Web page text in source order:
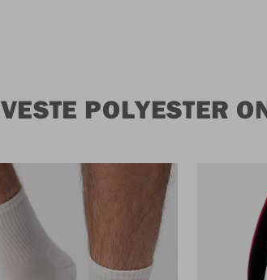
POLYESTER